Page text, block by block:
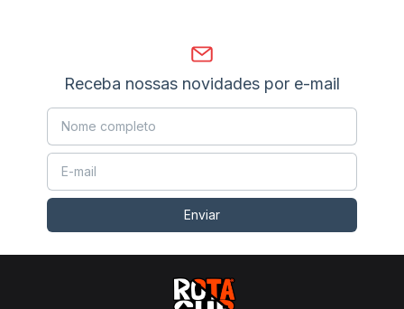
Receba nossas novidades por e-mail